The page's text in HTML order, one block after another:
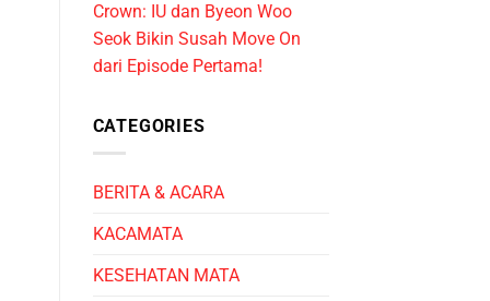
Crown: IU dan Byeon Woo
Seok Bikin Susah Move On
dari Episode Pertama!
CATEGORIES
BERITA & ACARA
KACAMATA
KESEHATAN MATA